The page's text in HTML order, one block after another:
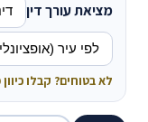
מציאת עורך דין
לא בטוחים? קבלו